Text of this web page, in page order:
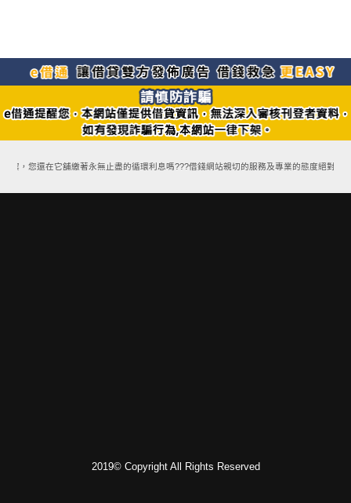
案，您還在它舖繳著永無止盡的循環利息嗎???借錢網站親切的服務及專業的態度絕對
2019© Copyright All Rights Reserved